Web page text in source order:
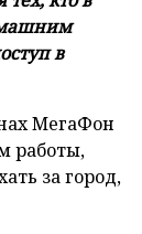
в
МегаФон
работы,
за город,